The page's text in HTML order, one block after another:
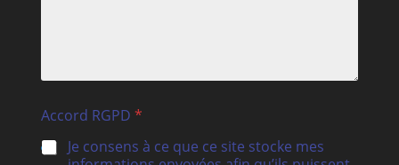
Accord RGPD *
Je consens à ce que ce site stocke mes